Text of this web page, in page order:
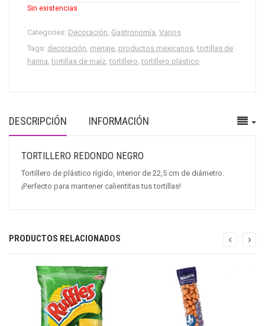
Sin existencias
Categories: Decoración, Gastronomía, Varios
Tags: decoración, menaje, productos mexicanos,tortillas de
harina,tortillas de maíz,tortillero,tortillero plástico
DESCRIPCIÓN INFORMACIÓN
TORTILLERO REDONDO NEGRO
Tortillero de plástico rígido, interior de 22,5 cm de diámetro.
¡Perfecto para mantener calientitas tus tortillas!
PRODUCTOS RELACIONADOS